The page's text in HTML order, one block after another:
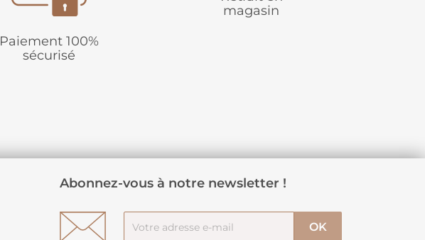
Paiement 100%
sécurisé
magasin
Abonnez-vous à notre newsletter !